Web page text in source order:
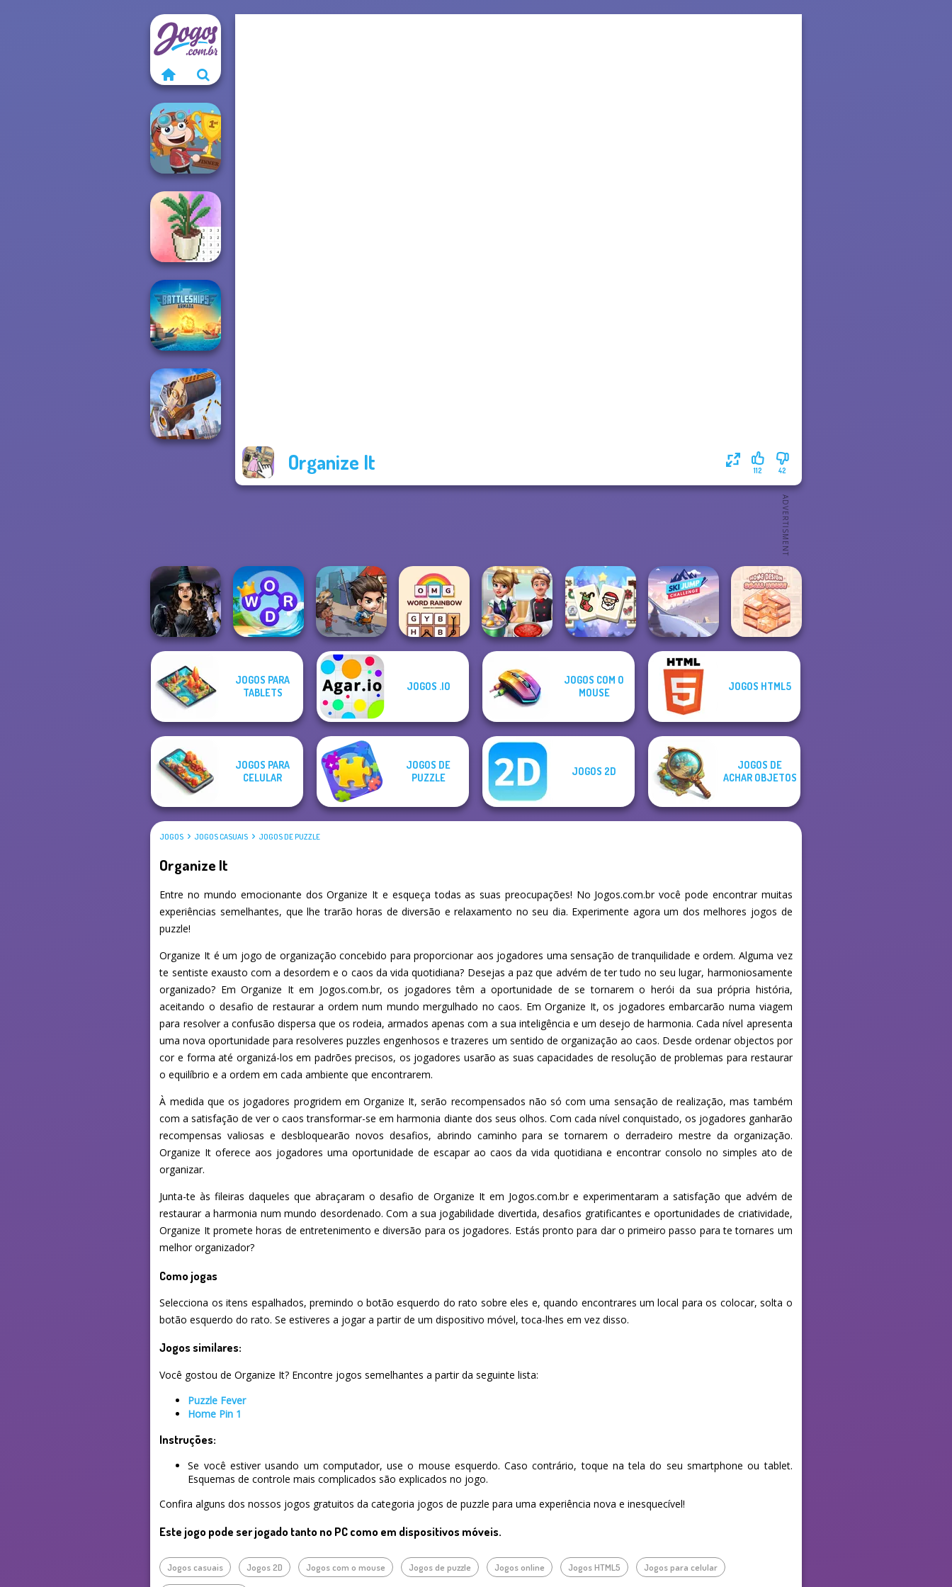
Organize It 42
112
Poptropica
Coloring by
Numbers - Pixel
Ro...
Battleships
Armada
Mystic Coven The
Sisterhood of...
Word Connect
Puzzle
Last Day On Earth
Survival
OMG Word
Cooking Frenzy
Mahjong
Christmas
Holiday
Ski Jump
Challenge
Home Design:
JOGOS PARA
TABLETS
JOGOS .IO
JOGOS COM O
MOUSE
JOGOS HTML5
JOGOS PARA
CELULAR
JOGOS DE
PUZZLE
JOGOS 2D
JOGOS DE
ACHAR OBJETOS
JOGOS JOGOS CASUAIS JOGOS DE PUZZLE
Organize It
Entre no mundo emocionante dos Organize It e esqueça todas as suas preocupações! No Jogos.com.br você pode encontrar muitas
experiências semelhantes, que lhe trarão horas de diversão e relaxamento no seu dia. Experimente agora um dos melhores jogos de
puzzle!
Organize It é um jogo de organização concebido para proporcionar aos jogadores uma sensação de tranquilidade e ordem. Alguma vez
te sentiste exausto com a desordem e o caos da vida quotidiana? Desejas a paz que advém de ter tudo no seu lugar, harmoniosamente
organizado? Em Organize It em Jogos.com.br, os jogadores têm a oportunidade de se tornarem o herói da sua própria história,
aceitando o desafio de restaurar a ordem num mundo mergulhado no caos. Em Organize It, os jogadores embarcarão numa viagem
para resolver a confusão dispersa que os rodeia, armados apenas com a sua inteligência e um desejo de harmonia. Cada nível apresenta
uma nova oportunidade para resolveres puzzles engenhosos e trazeres um sentido de organização ao caos. Desde ordenar objectos por
cor e forma até organizá-los em padrões precisos, os jogadores usarão as suas capacidades de resolução de problemas para restaurar
o equilíbrio e a ordem em cada ambiente que encontrarem.
À medida que os jogadores progridem em Organize It, serão recompensados não só com uma sensação de realização, mas também
com a satisfação de ver o caos transformar-se em harmonia diante dos seus olhos. Com cada nível conquistado, os jogadores ganharão
recompensas valiosas e desbloquearão novos desafios, abrindo caminho para se tornarem o derradeiro mestre da organização.
Organize It oferece aos jogadores uma oportunidade de escapar ao caos da vida quotidiana e encontrar consolo no simples ato de
organizar.
Junta-te às fileiras daqueles que abraçaram o desafio de Organize It em Jogos.com.br e experimentaram a satisfação que advém de
restaurar a harmonia num mundo desordenado. Com a sua jogabilidade divertida, desafios gratificantes e oportunidades de criatividade,
Organize It promete horas de entretenimento e diversão para os jogadores. Estás pronto para dar o primeiro passo para te tornares um
melhor organizador?
Como jogas
Selecciona os itens espalhados, premindo o botão esquerdo do rato sobre eles e, quando encontrares um local para os colocar, solta o
botão esquerdo do rato. Se estiveres a jogar a partir de um dispositivo móvel, toca-lhes em vez disso.
Jogos similares:
Você gostou de Organize It? Encontre jogos semelhantes a partir da seguinte lista:
Puzzle Fever
Home Pin 1
Instruções:
Se você estiver usando um computador, use o mouse esquerdo. Caso contrário, toque na tela do seu smartphone ou tablet.
Esquemas de controle mais complicados são explicados no jogo.
Confira alguns dos nossos jogos gratuitos da categoria jogos de puzzle para uma experiência nova e inesquecível!
Este jogo pode ser jogado tanto no PC como em dispositivos móveis.
Jogos casuais Jogos 2D Jogos com o mouse Jogos de puzzle Jogos online Jogos HTML5 Jogos para celular